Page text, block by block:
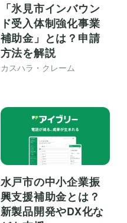
「氷見市インバウン
ド受入体制強化事業
補助金」とは？申請
方法を解説
カスハラ・クレーム
水戸市の中小企業振
興支援補助金とは？
新製品開発やDX化な